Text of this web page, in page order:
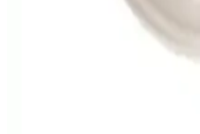
Soundpeats T3 Pro Tws
Kulaklık Özellikleri ve